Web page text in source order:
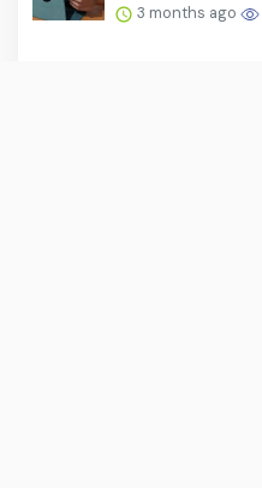
3 months ago